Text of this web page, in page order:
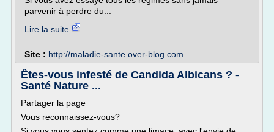
parvenir à perdre du...
Lire la suite
Site : http://maladie-sante.over-blog.com
Êtes-vous infesté de Candida Albicans ? -
Santé Nature ...
Partager la page
Vous reconnaissez-vous?